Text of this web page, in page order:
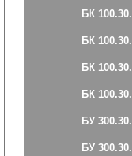
БК
БК
БК
БК
БУ
БУ